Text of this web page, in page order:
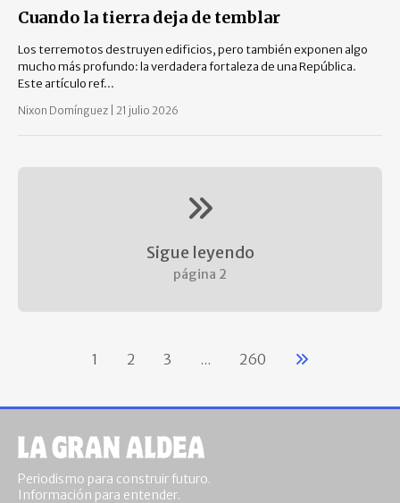
Cuando la tierra deja de temblar
Los terremotos destruyen edificios, pero también exponen algo
mucho más profundo: la verdadera fortaleza de una República.
Este artículo ref...
Nixon Domínguez 21 julio 2026
Sigue leyendo
página 2
1 2 3 ... 260
Periodismo para construir futuro.
Información para entender.